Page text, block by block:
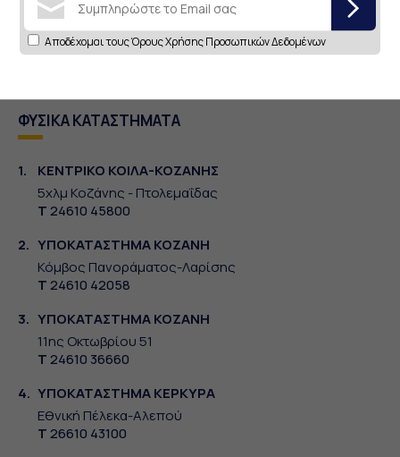
Αποδέχομαι τουςΌρους Χρήσης Προσωπικών Δεδομένων
ΦΥΣΙΚΑ ΚΑΤΑΣΤΗΜΑΤΑ
1.
ΚΕΝΤΡΙΚΟ ΚΟΙΛΑ-ΚΟΖΑΝΗΣ
5χλμ Κοζάνης - Πτολεμαΐδας
Τ24610 45800
2. ΥΠΟΚΑΤΑΣΤΗΜΑ ΚΟΖΑΝΗ
Κόμβος Πανοράματος-Λαρίσης
Τ24610 42058
3. ΥΠΟΚΑΤΑΣΤΗΜΑ ΚΟΖΑΝΗ
11ης Οκτωβρίου 51
Τ24610 36660
4. ΥΠΟΚΑΤΑΣΤΗΜΑ ΚΕΡΚΥΡΑ
Εθνική Πέλεκα-Αλεπού
Τ26610 43100